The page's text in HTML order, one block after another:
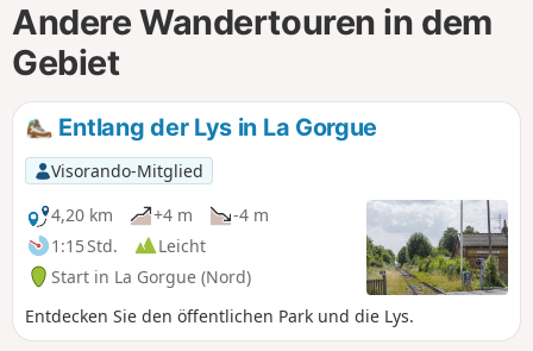
Andere Wandertouren in dem
Gebiet
Entlang der Lys in La Gorgue
Visorando-Mitglied
4,20 km
+4 m
-4 m
1:15 Std.
Leicht
Start in La Gorgue (Nord)
Entdecken Sie den öffentlichen Park und die Lys.